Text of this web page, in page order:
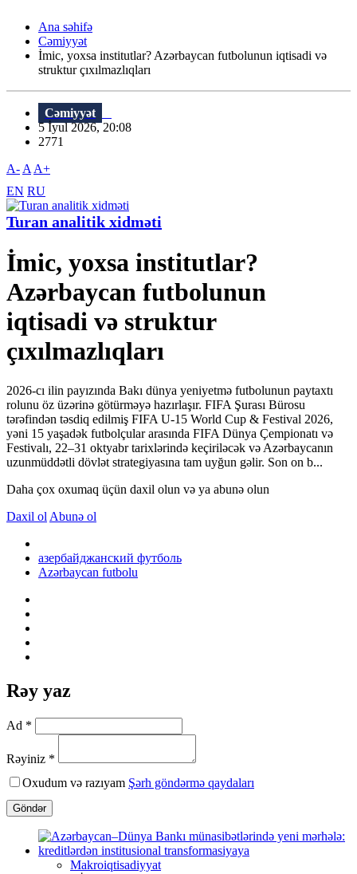
Ana səhifə
Cəmiyyət
İmic, yoxsa institutlar? Azərbaycan futbolunun iqtisadi və
struktur çıxılmazlıqları
Cəmiyyət
5 İyul 2026, 20:08
2771
A- A A+
EN RU
Turan analitik xidməti
İmic, yoxsa institutlar?
Azərbaycan futbolunun
iqtisadi və struktur
çıxılmazlıqları
2026-cı ilin payızında Bakı dünya yeniyetmə futbolunun paytaxtı
rolunu öz üzərinə götürməyə hazırlaşır. FIFA Şurası Bürosu
tərəfindən təsdiq edilmiş FIFA U-15 World Cup & Festival 2026,
yəni 15 yaşadək futbolçular arasında FIFA Dünya Çempionatı və
Festivalı, 22–31 oktyabr tarixlərində keçiriləcək və Azərbaycanın
uzunmüddətli dövlət strategiyasına tam uyğun gəlir. Son on b...
Daha çox oxumaq üçün daxil olun və ya abunə olun
Daxil ol Abunə ol
азербайджанский футболь
Azərbaycan futbolu
Rəy yaz
Ad *
Rəyiniz *
Oxudum və razıyam Şərh göndərmə qaydaları
Göndər
Makroiqtisadiyyat